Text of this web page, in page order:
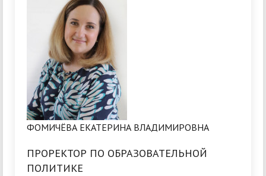
ФОМИЧЁВА ЕКАТЕРИНА ВЛАДИМИРОВНА
ПРОРЕКТОР ПО ОБРАЗОВАТЕЛЬНОЙ
ПОЛИТИКЕ